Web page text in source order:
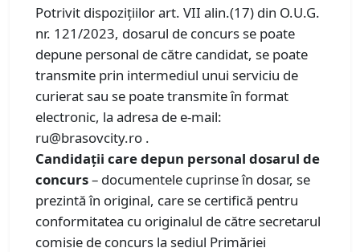
Potrivit dispozițiilor art. VII alin.(17) din O.U.G.
nr. 121/2023, dosarul de concurs se poate
depune personal de către candidat, se poate
transmite prin intermediul unui serviciu de
curierat sau se poate transmite în format
electronic, la adresa de e-mail:
ru@brasovcity.ro .
Candidaţii care depun personal dosarul de
concurs– documentele cuprinse în dosar, se
prezintă în original, care se certifică pentru
conformitatea cu originalul de către secretarul
comisie de concurs la sediul Primăriei